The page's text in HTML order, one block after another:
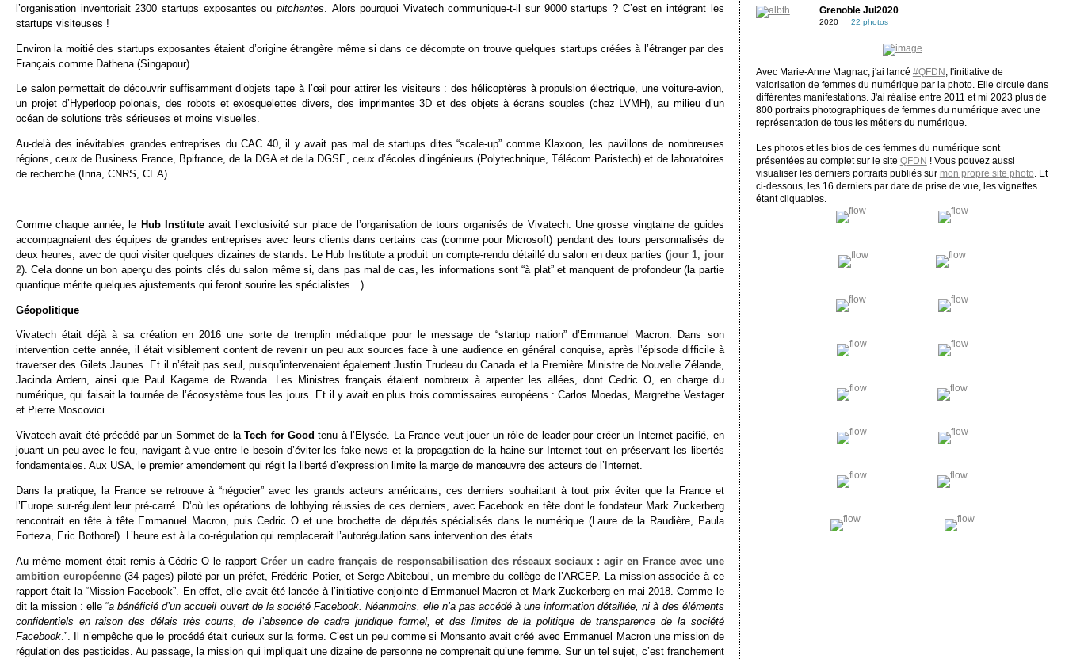
l’organisation inventoriait 2300 startups exposantes ou pitchantes . Alors pourquoi Vivatech communique-t-il sur 9000 startups ? C’est en intégrant les
startups visiteuses !
Environ la moitié des startups exposantes étaient d’origine étrangère même si dans ce décompte on trouve quelques startups créées à l’étranger par des
Français comme Dathena (Singapour).
Le salon permettait de découvrir suffisamment d’objets tape à l’œil pour attirer les visiteurs : des hélicoptères à propulsion électrique, une voiture-avion,
un projet d’Hyperloop polonais, des robots et exosquelettes divers, des imprimantes 3D et des objets à écrans souples (chez LVMH), au milieu d’un
océan de solutions très sérieuses et moins visuelles.
Au-delà des inévitables grandes entreprises du CAC 40, il y avait pas mal de startups dites “scale-up” comme Klaxoon, les pavillons de nombreuses
régions, ceux de Business France, Bpifrance, de la DGA et de la DGSE, ceux d’écoles d’ingénieurs (Polytechnique, Télécom Paristech) et de laboratoires
de recherche (Inria, CNRS, CEA).
Comme chaque année, le Hub Institute avait l’exclusivité sur place de l’organisation de tours organisés de Vivatech. Une grosse vingtaine de guides
accompagnaient des équipes de grandes entreprises avec leurs clients dans certains cas (comme pour Microsoft) pendant des tours personnalisés de
deux heures, avec de quoi visiter quelques dizaines de stands. Le Hub Institute a produit un compte-rendu détaillé du salon en deux parties (jour 1
jour
2). Cela donne un bon aperçu des points clés du salon même si, dans pas mal de cas, les informations sont “à plat” et manquent de profondeur (la partie
quantique mérite quelques ajustements qui feront sourire les spécialistes…).
Géopolitique
Vivatech était déjà à sa création en 2016 une sorte de tremplin médiatique pour le message de “startup nation” d’Emmanuel Macron. Dans son
intervention cette année, il était visiblement content de revenir un peu aux sources face à une audience en général conquise, après l’épisode difficile à
traverser des Gilets Jaunes. Et il n’était pas seul, puisqu’intervenaient également Justin Trudeau du Canada et la Première Ministre de Nouvelle Zélande,
Jacinda Ardern, ainsi que Paul Kagame de Rwanda. Les Ministres français étaient nombreux à arpenter les allées, dont Cedric O, en charge du
numérique, qui faisait la tournée de l’écosystème tous les jours. Et il y avait en plus trois commissaires européens : Carlos Moedas, Margrethe Vestager
et Pierre Moscovici.
Vivatech avait été précédé par un Sommet de laTech for Good tenu à l’Elysée. La France veut jouer un rôle de leader pour créer un Internet pacifié, en
jouant un peu avec le feu, navigant à vue entre le besoin d’éviter les fake news et la propagation de la haine sur Internet tout en préservant les libertés
fondamentales. Aux USA, le premier amendement qui régit la liberté d’expression limite la marge de manœuvre des acteurs de l’Internet.
Dans la pratique, la France se retrouve à “négocier” avec les grands acteurs américains, ces derniers souhaitant à tout prix éviter que la France et
l’Europe sur-régulent leur pré-carré. D’où les opérations de lobbying réussies de ces derniers, avec Facebook en tête dont le fondateur Mark Zuckerberg
rencontrait en tête à tête Emmanuel Macron, puis Cedric O et une brochette de députés spécialisés dans le numérique (Laure de la Raudière, Paula
Forteza, Eric Bothorel). L’heure est à la co-régulation qui remplacerait l’autorégulation sans intervention des états.
Au même moment était remis à Cédric O le rapportCréer un cadre français de responsabilisation des réseaux sociaux : agir en France avec une
ambition européenne(34 pages) piloté par un préfet, Frédéric Potier, et Serge Abiteboul, un membre du collège de l’ARCEP. La mission associée à ce
rapport était la “Mission Facebook”. En effet, elle avait été lancée à l’initiative conjointe d’Emmanuel Macron et Mark Zuckerberg en mai 2018. Comme le
dit la mission : elle “a bénéficié d’un accueil ouvert de la société Facebook. Néanmoins, elle n’a pas accédé à une information détaillée, ni à des éléments
confidentiels en raison des délais très courts, de l’absence de cadre juridique formel, et des limites de la politique de transparence de la société
Facebook .”. Il n’empêche que le procédé était curieux sur la forme. C’est un peu comme si Monsanto avait créé avec Emmanuel Macron une mission de
régulation des pesticides. Au passage, la mission qui impliquait une dizaine de personne ne comprenait qu’une femme. Sur un tel sujet, c’est franchement
Grenoble Jul2020
2020 22 photos
Avec Marie-Anne Magnac, j'ai lancé #QFDN
, l'initiative de
valorisation de femmes du numérique par la photo. Elle circule dans
différentes manifestations. J'ai réalisé entre 2011 et mi 2023 plus de
800 portraits photographiques de femmes du numérique avec une
représentation de tous les métiers du numérique.
Les photos et les bios de ces femmes du numérique sont
présentées au complet sur le site QFDN ! Vous pouvez aussi
visualiser les derniers portraits publiés sur mon propre site photo . Et
ci-dessous, les 16 derniers par date de prise de vue, les vignettes
étant cliquables.